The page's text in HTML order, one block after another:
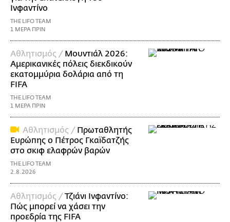
Ινφαντίνο
THE LIFO TEAM
1 ΜΕΡΑ ΠΡΙΝ
Αθλητισμός / Μουντιάλ 2026:
Αμερικανικές πόλεις διεκδικούν
εκατομμύρια δολάρια από τη
FIFA
THE LIFO TEAM
1 ΜΕΡΑ ΠΡΙΝ
Αθλητισμός / Πρωταθλητής
Ευρώπης ο Πέτρος Γκαϊδατζής
στο σκιφ ελαφρών βαρών
THE LIFO TEAM
2.8.2026
Αθλητισμός /Τζιάνι Ινφαντίνο:
Πώς μπορεί να χάσει την
προεδρία της FIFA